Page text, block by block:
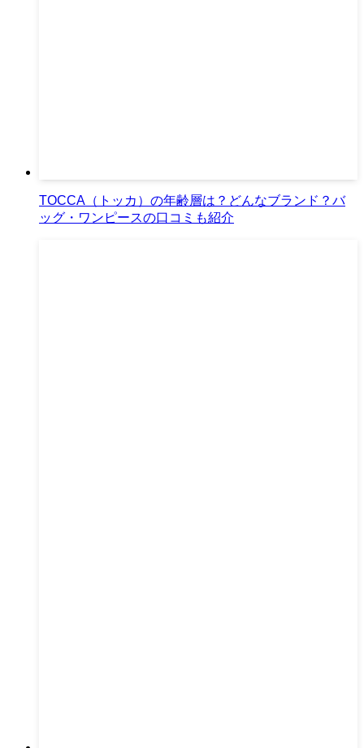
TOCCA（トッカ）の年齢層は？どんなブランド？バ
ッグ・ワンピースの口コミも紹介